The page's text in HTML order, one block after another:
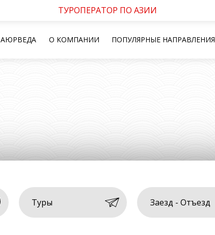
ТУРОПЕРАТОР ПО АЗИИ
АЮРВЕДА О КОМПАНИИ ПОПУЛЯРНЫЕ НАПРАВЛЕНИЯ
Туры